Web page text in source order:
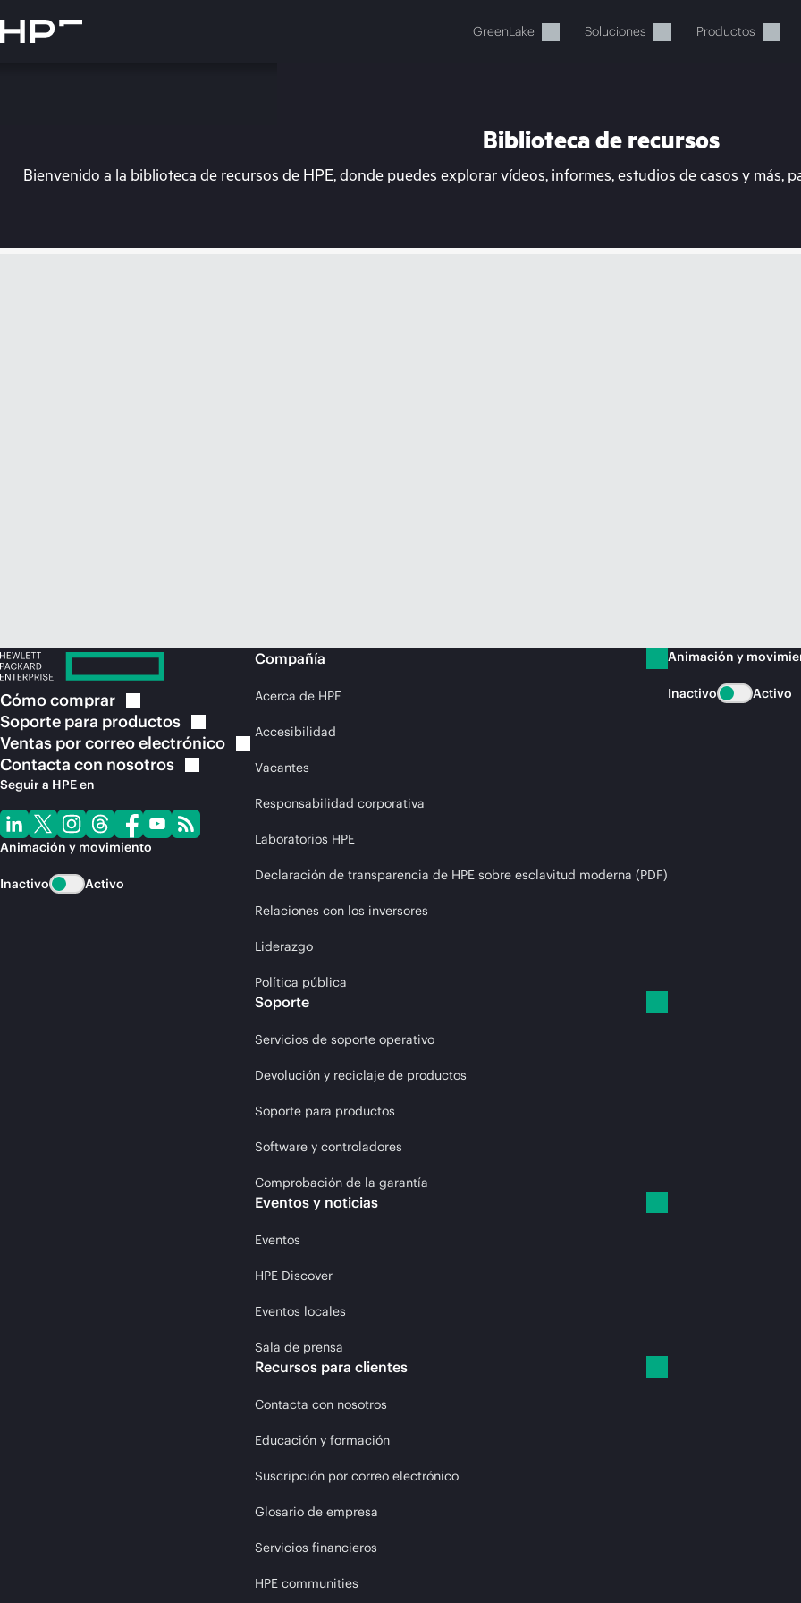
al
contenido
GreenLake Soluciones Productos
En estos momentos, tu cesta está
Biblioteca de recursos
Bienvenido a la biblioteca de recursos de HPE, donde puedes explorar vídeos, informes, estudios de casos y más,
Cómocomprar
Soporte para productos
Ventas por correoelectrónico
Contacta con nosotros
Seguir a HPE en
Animación y movimiento
Inactivo Activo
Compañía
Acerca de HPE
Accesibilidad
Vacantes
Responsabilidad corporativa
Laboratorios HPE
Declaración de transparencia de HPE sobre esclavitud moderna (PDF)
Relaciones con los inversores
Liderazgo
Política pública
Soporte
Servicios de soporte operativo
Devolución y reciclaje de productos
Soporte para productos
Software y controladores
Comprobación de la garantía
Eventos y noticias
Eventos
HPE Discover
Eventos locales
Sala de prensa
Recursos para clientes
Contacta con nosotros
Educación y formación
Suscripción por correo electrónico
Glosario de empresa
Servicios financieros
HPE communities
Animación y
Inactivo Activo